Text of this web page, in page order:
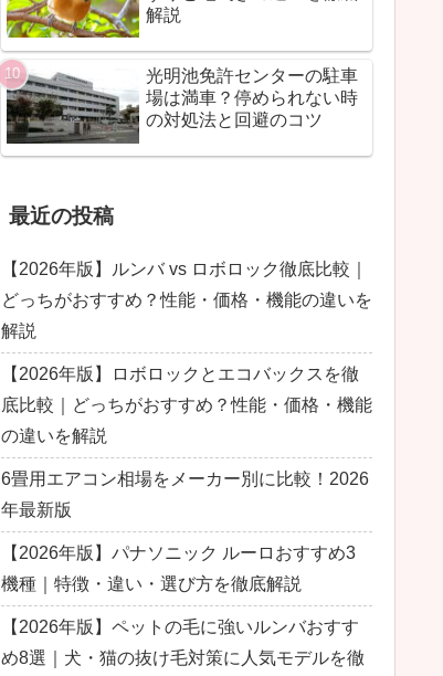
解説
光明池免許センターの駐車
場は満車？停められない時
の対処法と回避のコツ
最近の投稿
【2026年版】ルンバ vs ロボロック徹底比較｜
どっちがおすすめ？性能・価格・機能の違いを
解説
【2026年版】ロボロックとエコバックスを徹
底比較｜どっちがおすすめ？性能・価格・機能
の違いを解説
6畳用エアコン相場をメーカー別に比較！2026
年最新版
【2026年版】パナソニック ルーロおすすめ3
機種｜特徴・違い・選び方を徹底解説
【2026年版】ペットの毛に強いルンバおすす
め8選｜犬・猫の抜け毛対策に人気モデルを徹